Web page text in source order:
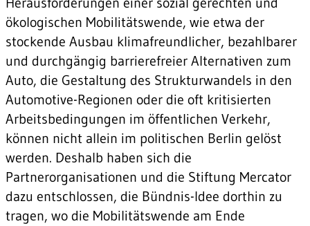
ökologischen Mobilitätswende, wie etwa der
stockende Ausbau klimafreundlicher, bezahlbarer
und durchgängig barrierefreier Alternativen zum
Auto, die Gestaltung des Strukturwandels in den
Automotive-Regionen oder die oft kritisierten
Arbeitsbedingungen im öffentlichen Verkehr,
können nicht allein im politischen Berlin gelöst
werden. Deshalb haben sich die
Partnerorganisationen und die Stiftung Mercator
dazu entschlossen, die Bündnis-Idee dorthin zu
tragen, wo die Mobilitätswende am Ende